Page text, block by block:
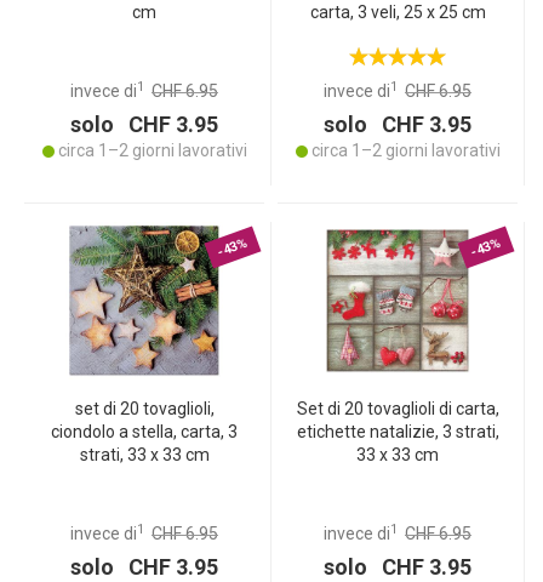
cm
invece di1 CHF 6.95
solo CHF 3.95
circa 1–2 giorni lavorativi
carta, 3 veli, 25 x 25 cm
invece di1 CHF 6.95
solo CHF 3.95
circa 1–2 giorni lavorativi
-43%
set di 20 tovaglioli,
ciondolo a stella, carta, 3
strati, 33 x 33 cm
invece di1 CHF 6.95
solo CHF 3.95
-43%
Set di 20 tovaglioli di carta,
etichette natalizie, 3 strati,
33 x 33 cm
invece di1 CHF 6.95
solo CHF 3.95